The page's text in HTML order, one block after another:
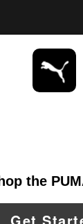
Pinterest